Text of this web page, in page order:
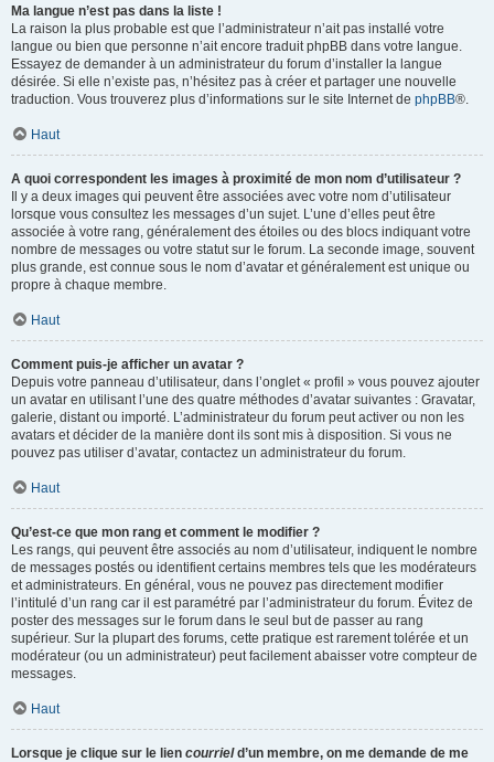
Ma langue n’est pas dans la liste !
La raison la plus probable est que l’administrateur n’ait pas installé votre
langue ou bien que personne n’ait encore traduit phpBB dans votre langue.
Essayez de demander à un administrateur du forum d’installer la langue
désirée. Si elle n’existe pas, n’hésitez pas à créer et partager une nouvelle
traduction. Vous trouverez plus d’informations sur le site Internet de phpBB®.
Haut
A quoi correspondent les images à proximité de mon nom d’utilisateur ?
Il y a deux images qui peuvent être associées avec votre nom d’utilisateur
lorsque vous consultez les messages d’un sujet. L’une d’elles peut être
associée à votre rang, généralement des étoiles ou des blocs indiquant votre
nombre de messages ou votre statut sur le forum. La seconde image, souvent
plus grande, est connue sous le nom d’avatar et généralement est unique ou
propre à chaque membre.
Haut
Comment puis-je afficher un avatar ?
Depuis votre panneau d’utilisateur, dans l’onglet « profil » vous pouvez ajouter
un avatar en utilisant l’une des quatre méthodes d’avatar suivantes : Gravatar,
galerie, distant ou importé. L’administrateur du forum peut activer ou non les
avatars et décider de la manière dont ils sont mis à disposition. Si vous ne
pouvez pas utiliser d’avatar, contactez un administrateur du forum.
Haut
Qu’est-ce que mon rang et comment le modifier ?
Les rangs, qui peuvent être associés au nom d’utilisateur, indiquent le nombre
de messages postés ou identifient certains membres tels que les modérateurs
et administrateurs. En général, vous ne pouvez pas directement modifier
l’intitulé d’un rang car il est paramétré par l’administrateur du forum. Évitez de
poster des messages sur le forum dans le seul but de passer au rang
supérieur. Sur la plupart des forums, cette pratique est rarement tolérée et un
modérateur (ou un administrateur) peut facilement abaisser votre compteur de
messages.
Haut
Lorsque je clique sur le lien courrield’un membre, on me demande de me